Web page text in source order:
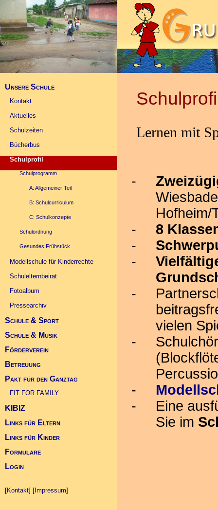
Unsere Schule
Kontakt
Aktuelles
Schulzeiten
Bücherbus
Schulprofil
Schulprogramm
A: Allgemeiner Teil
B: Schulcurriculum
C: Schulkonzepte
Schulordnung
Gesundes Frühstück
Modellschule für Kinderrechte
Schulelternbeirat
Fotoalbum
Pressearchiv
Infos Übergang Klasse 5
Schule & Sport
Schulsportwettkämpfe
Deutscher Schulsportpreis 2010
Schule & Musik
Landeskonzert im Kurhaus 2010
Förderverein
Allgemein
Projekte
Betreuung
FIT FOR FAMILY (Link)
Kontakt Betreuung
Pakt für den Ganztag
FIT FOR FAMILY
KIBIZ
Links für Eltern
Links für Kinder
Formulare
Login
[Kontakt] [Impressum]
Lernen mit
Hofheim/
8
vielen
Eine
Sie im